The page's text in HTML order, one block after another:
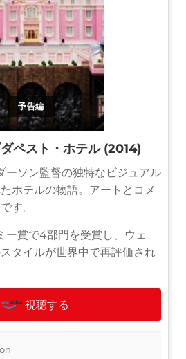
予告編
ペスト・ホテル (2014)
ーソン監督の独特なビジュアル
ホテルの物語。アートとコメ
す。
ー賞で4部門を受賞し、ウェ
タイルが世界中で再評価され
視聴する